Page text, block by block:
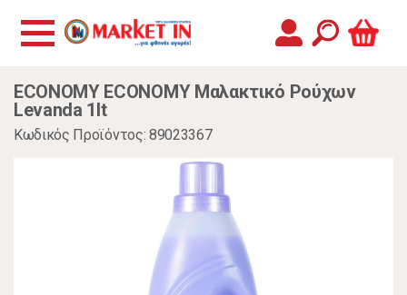
ECONOMY ECONOMY Μαλακτικό Ρούχων
Levanda 1lt
Κωδικός Προϊόντος: 89023367